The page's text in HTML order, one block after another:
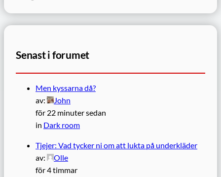
Senast i forumet
Men kyssarna då?
av:
John
för 22 minuter sedan
in Dark room
Tjejer: Vad tycker ni om att lukta på underkläder
av:
Olle
för 4 timmar